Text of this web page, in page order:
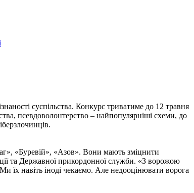
суспільства. Конкурс триватиме до 12 травня
псевдоволонтерство – найпопулярніші схеми, до
«Буревій», «Азов». Вони мають зміцнити
та Державної прикордонної служби. «З ворожою
їх навіть іноді чекаємо. Але недооцінювати ворога